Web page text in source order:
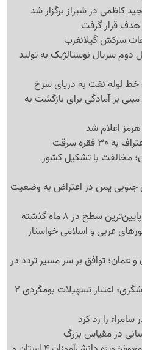
کاظمی در شیراز برگزار شد
قرار گرفت
سرکش گیلانغرب
سریال نوستالژیک به تولید
خط لوله نفت به دریای سرخ
بر آمادگی برای بازگشت به
هرمز اعلام شد
فقره سرقت
مخالفت با تشکیل کشور
جنوبی یمن در اعتراض به وضعیت
سطح در 8 ماه گذشته
عربی و اسلامی خواستار
و عمان؛ توافق بر سر مسیر تردد در
گام بزرگ دولت در توسعه گردشگری؛ اعتبار تسهیلات بومگردی 2
را رد کرد
در مقیاس بزرگ